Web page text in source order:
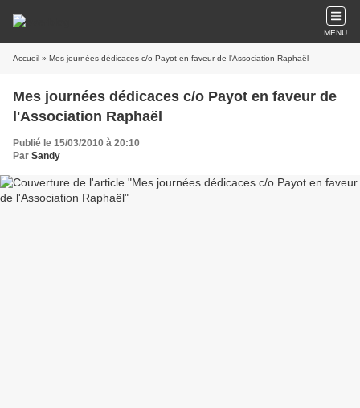
MENU
Accueil » Mes journées dédicaces c/o Payot en faveur de l'Association Raphaël
Mes journées dédicaces c/o Payot en faveur de
l'Association Raphaël
Publié le 15/03/2010 à 20:10
Par Sandy